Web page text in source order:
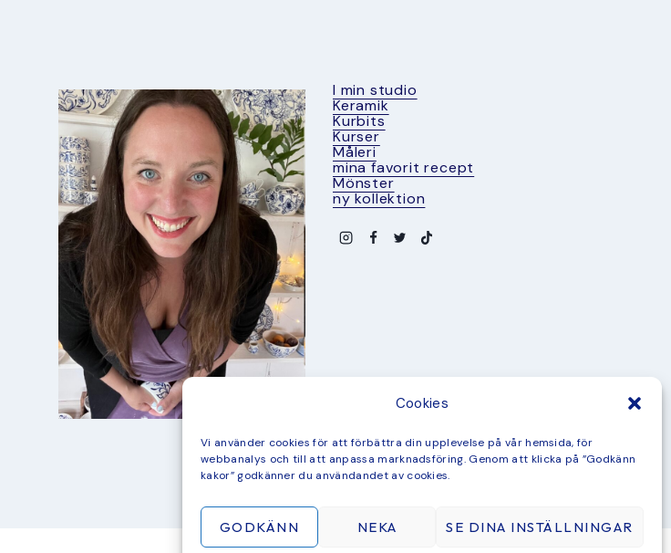
Cookies
Vi använder cookies för att förbättra din upplevelse på vår hemsida, för
webbanalys och till att anpassa marknadsföring. Genom att klicka på ”Godkänn
kakor” godkänner du användandet av cookies.
GODKÄNN NEKA SE DINA INSTÄLLNINGAR
I min studio
Keramik
Kurbits
Kurser
Måleri
mina favorit recept
Mönster
ny kollektion